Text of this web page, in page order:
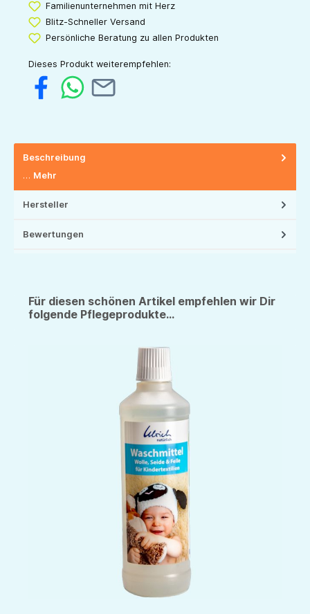
Familienunternehmen mit Herz
Blitz-Schneller Versand
Persönliche Beratung zu allen Produkten
Dieses Produkt weiterempfehlen:
Beschreibung
… Mehr
Hersteller
Bewertungen
Für diesen schönen Artikel empfehlen wir Dir
folgende Pflegeprodukte...